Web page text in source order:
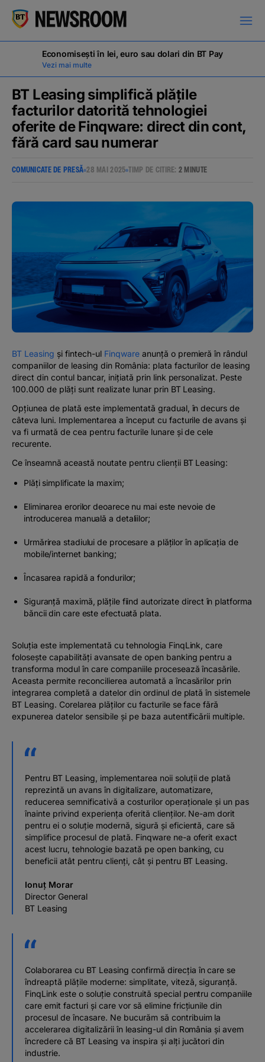
COMUNICATE DE PRESĂ
MILESTONES
#BTVOICE
BLOG
Economisești în lei, euro sau dolari din BT Pay
Vezi mai multe
BT Leasing simplifică plățile
facturilor datorită tehnologiei
oferite de Finqware: direct din cont,
fără card sau numerar
COMUNICATE DE PRESĂ 28 MAI 2025 TIMP DE CITIRE: 2 MINUTE
BT Leasing și fintech-ul Finqwareanunță o premieră în rândul
companiilor de leasing din România: plata facturilor de leasing
direct din contul bancar, inițiată prin link personalizat. Peste
100.000 de plăți sunt realizate lunar prin BT Leasing.
Opțiunea de plată este implementată gradual, în decurs de
câteva luni. Implementarea a început cu facturile de avans și
va fi urmată de cea pentru facturile lunare și de cele
recurente.
Ce înseamnă această noutate pentru clienții BT Leasing:
Plăți simplificate la maxim;
Eliminarea erorilor deoarece nu mai este nevoie de
introducerea manuală a detaliilor;
Urmărirea stadiului de procesare a plăților în aplicația de
mobile/internet banking;
Încasarea rapidă a fondurilor;
Siguranță maximă, plățile fiind autorizate direct în platforma
băncii din care este efectuată plata.
Soluția este implementată cu tehnologia FinqLink, care
folosește capabilități avansate de open banking pentru a
transforma modul în care companiile procesează încasările.
Aceasta permite reconcilierea automată a încasărilor prin
integrarea completă a datelor din ordinul de plată în sistemele
BT Leasing. Corelarea plăților cu facturile se face fără
expunerea datelor sensibile și pe baza autentificării multiple.
Pentru BT Leasing, implementarea noii soluții de plată
reprezintă un avans în digitalizare, automatizare,
reducerea semnificativă a costurilor operaționale și un pas
înainte privind experiența oferită clienților. Ne-am dorit
pentru ei o soluție modernă, sigură și eficientă, care să
simplifice procesul de plată. Finqware ne-a oferit exact
acest lucru, tehnologie bazată pe open banking, cu
beneficii atât pentru clienți, cât și pentru BT Leasing.
Ionuț Morar
Director General
BT Leasing
Colaborarea cu BT Leasing confirmă direcția în care se
îndreaptă plățile moderne: simplitate, viteză, siguranță.
FinqLink este o soluție construită special pentru companiile
care emit facturi și care vor să elimine fricțiunile din
procesul de încasare. Ne bucurăm să contribuim la
accelerarea digitalizării în leasing-ul din România și avem
încredere că BT Leasing va inspira și alți jucători din
industrie.